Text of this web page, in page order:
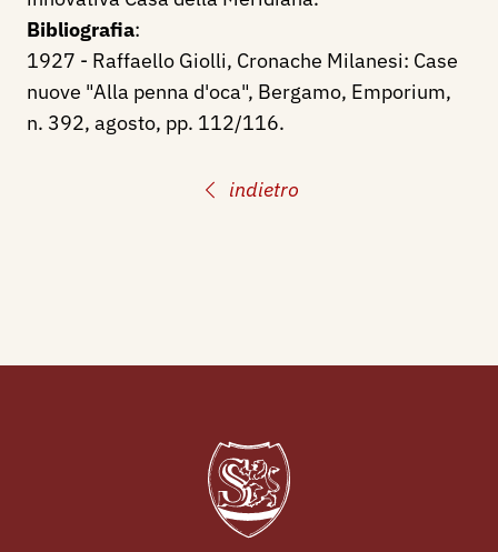
indietro
Bibliografia:
1927 - Raffaello Giolli, Cronache Milanesi: Case
nuove "Alla penna d'oca", Bergamo, Emporium,
n. 392, agosto, pp. 112/116.